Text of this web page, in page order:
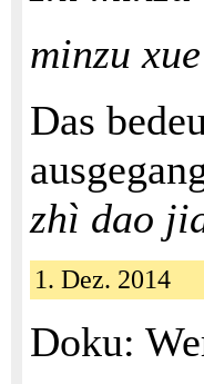
minzu xue
Das
zhì dao
1. Dez. 2014
Doku: